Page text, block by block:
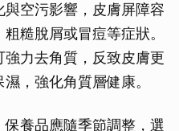
空污影響，皮膚屏障容
糙脫屑或冒痘等症狀。
力去角質，反致皮膚更
，強化角質層健康。
養品應隨季節調整，選